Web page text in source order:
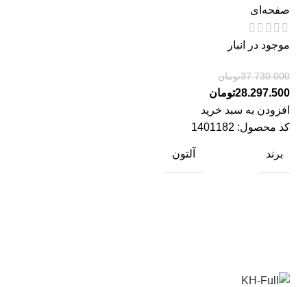
صفحه‌ای
موجود در انبار
37.730.000تومان
28.297.500تومان
افزودن به سبد خرید
کد محصول: 1401182
برند آلتون